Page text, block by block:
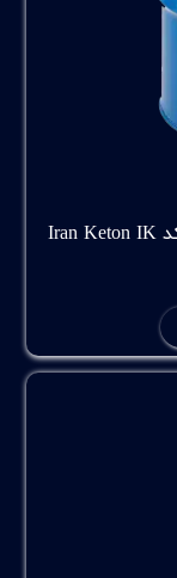
رزین پلی استر غیر اشباع ایران کیتون – کد Iran Keton IK